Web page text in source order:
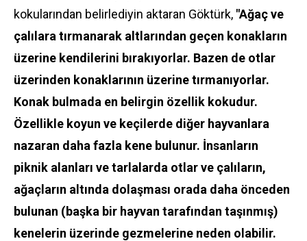
kokularından belirlediyin aktaran Göktürk, "Ağaç ve
çalılara tırmanarak altlarından geçen konakların
üzerine kendilerini bırakıyorlar. Bazen de otlar
üzerinden konaklarının üzerine tırmanıyorlar.
Konak bulmada en belirgin özellik kokudur.
Özellikle koyun ve keçilerde diğer hayvanlara
nazaran daha fazla kene bulunur. İnsanların
piknik alanları ve tarlalarda otlar ve çalıların,
ağaçların altında dolaşması orada daha önceden
bulunan (başka bir hayvan tarafından taşınmış)
kenelerin üzerinde gezmelerine neden olabilir.